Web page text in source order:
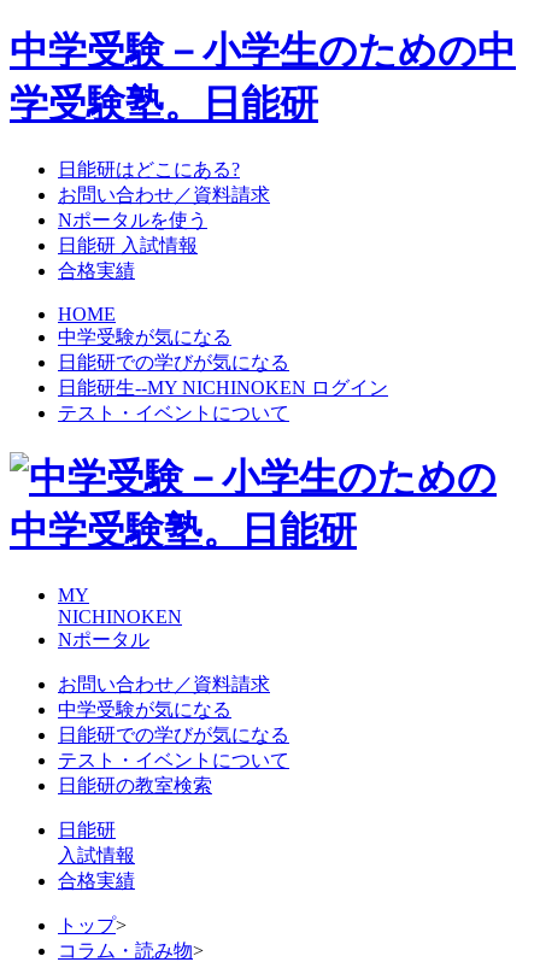
中学受験－小学生のための中
学受験塾。日能研
日能研はどこにある?
お問い合わせ／資料請求
Nポータルを使う
日能研 入試情報
合格実績
HOME
中学受験が気になる
日能研での学びが気になる
日能研生--MY NICHINOKEN ログイン
テスト・イベントについて
MY
NICHINOKEN
Nポータル
お問い合わせ／資料請求
中学受験が気になる
日能研での学びが気になる
テスト・イベントについて
日能研の教室検索
日能研
入試情報
合格実績
トップ>
コラム・読み物>